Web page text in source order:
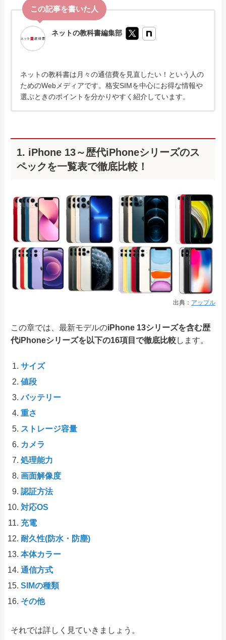
ネットの教科書編集部
ネットの教科書は月々の通信費を見直したい！という人の
ためのWebメディアです。格安SIMを中心にお得な情報や
選ぶときのポイントを分かりやすく紹介しています。
1. iPhone 13～歴代iPhoneシリーズのス
ペックを一覧表で徹底比較！
出典： アップル
この章では、最新モデルのiPhone 13シリーズを含む歴
代iPhoneシリーズを以下の16項目で徹底比較します。
サイズ
値段
バッテリー
重さ
ストレージ容量
カメラ
処理能力
画面解像度
認証方法
対応OS
充電
耐久性(防水・防塵)
本体カラー
通信方式
SIMの種類
その他
それでは詳しく見ていきましょう。